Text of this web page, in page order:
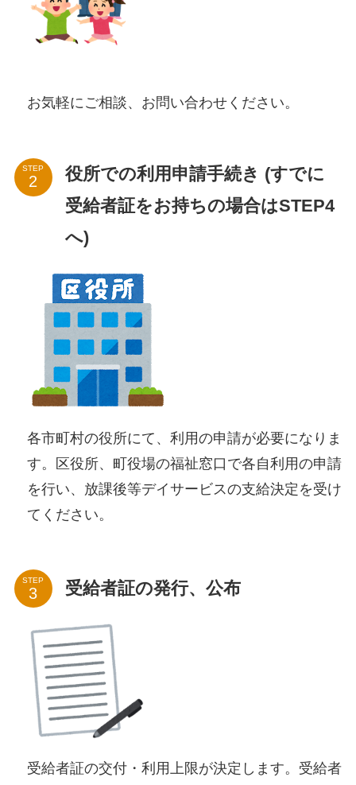
お気軽にご相談、お問い合わせください。
STEP 役所での利用申請手続き (すでに
受給者証をお持ちの場合はSTEP4
へ)
各市町村の役所にて、利用の申請が必要になりま
す。区役所、町役場の福祉窓口で各自利用の申請
を行い、放課後等デイサービスの支給決定を受け
てください。
STEP 受給者証の発行、公布
受給者証の交付・利用上限が決定します。受給者